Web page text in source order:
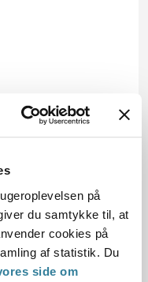
på
du samtykke til, at
cookies på
af statistik. Du
side om
den 4. juli 2018,